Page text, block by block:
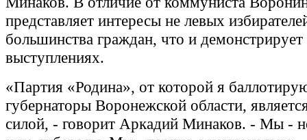
представляет интересы не левых
большинства граждан, что и демонстрирует
выступлениях.
«Партия «Родина», от которой я
губернаторы Воронежской области,
силой, - говорит Аркадий Минаков. - Мы -